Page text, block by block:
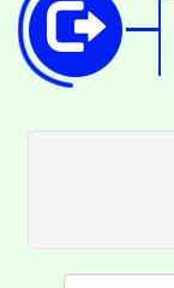
代
轉
程
心
縣
門
桃
要